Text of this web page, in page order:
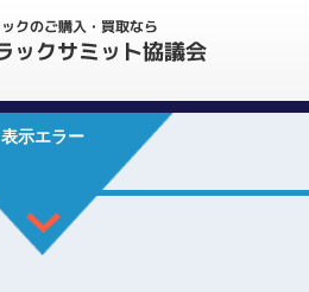
表示エラー